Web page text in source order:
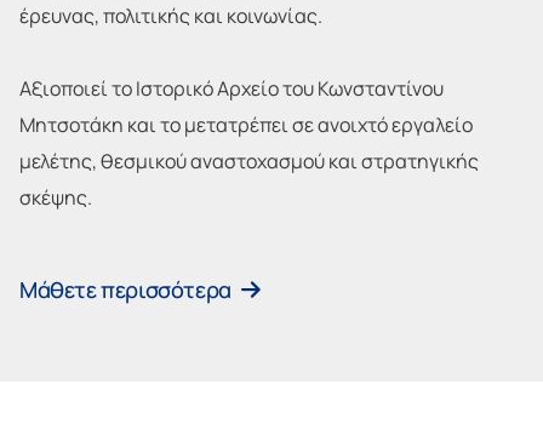
έρευνας, πολιτικής και κοινωνίας.
Αξιοποιεί το Ιστορικό Αρχείο του Κωνσταντίνου
Μητσοτάκη και το μετατρέπει σε ανοιχτό εργαλείο
μελέτης, θεσμικού αναστοχασμού και στρατηγικής
σκέψης.
Μάθετε περισσότερα